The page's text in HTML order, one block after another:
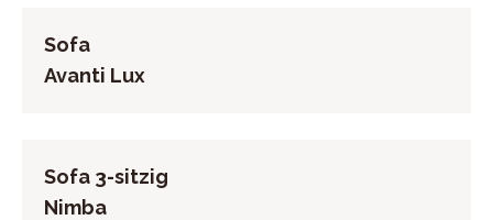
Sofa
Avanti Lux
Sofa 3-sitzig
Nimba